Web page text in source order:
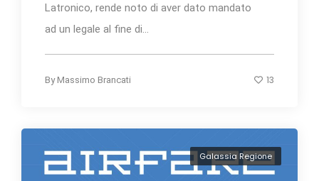
Latronico, rende noto di aver dato mandato
ad un legale al fine di...
By Massimo Brancati 13
Galassia Regione